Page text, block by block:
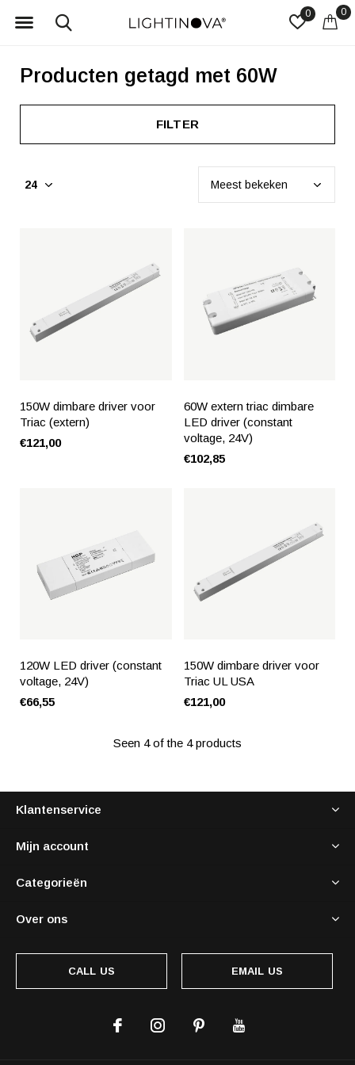
0 0
Producten getagd met 60W
FILTER
150W dimbare driver voor
Triac (extern)
€121,00
60W extern triac dimbare
LED driver (constant
voltage, 24V)
€102,85
120W LED driver (constant
voltage, 24V)
€66,55
150W dimbare driver voor
Triac UL USA
€121,00
Seen 4 of the 4 products
Klantenservice
Mijn account
Categorieën
Over ons
CALL US EMAIL US